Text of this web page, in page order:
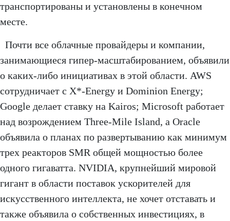
транспортированы и установлены в конечном
месте.
Почти все облачные провайдеры и компании,
занимающиеся гипер-масштабированием, объявили
о каких-либо инициативах в этой области. AWS
сотрудничает с X*-Energy и Dominion Energy;
Google делает ставку на Kairos; Microsoft работает
над возрождением Three-Mile Island, а Oracle
объявила о планах по развертыванию как минимум
трех реакторов SMR общей мощностью более
одного гигаватта. NVIDIA, крупнейший мировой
гигант в области поставок ускорителей для
искусственного интеллекта, не хочет отставать и
также объявила о собственных инвестициях, в